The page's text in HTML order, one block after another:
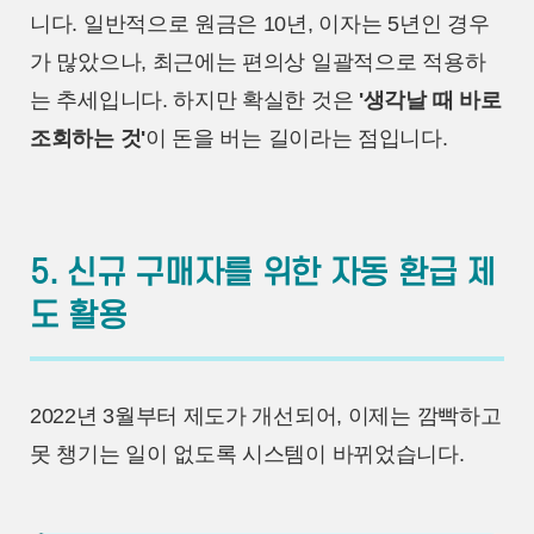
니다. 일반적으로 원금은 10년, 이자는 5년인 경우
가 많았으나, 최근에는 편의상 일괄적으로 적용하
는 추세입니다. 하지만 확실한 것은 '생각날 때 바로
조회하는 것'이 돈을 버는 길이라는 점입니다.
5. 신규 구매자를 위한 자동 환급 제
도 활용
2022년 3월부터 제도가 개선되어, 이제는 깜빡하고
못 챙기는 일이 없도록 시스템이 바뀌었습니다.